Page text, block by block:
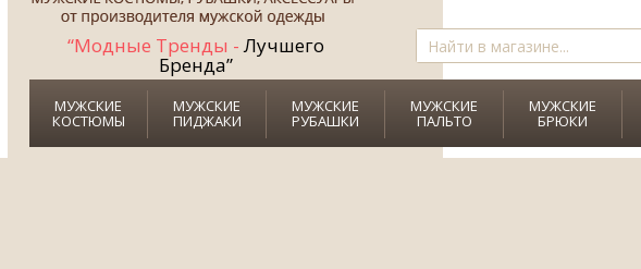
Рубашку+Галстук
в ПОДАРОК!
“Модные Тренды -Лучшего
Бренда”
МУЖСКИЕ
КОСТЮМЫ
МУЖСКИЕ
ПИДЖАКИ
МУЖСКИЕ
РУБАШКИ
МУЖСКИЕ
ПАЛЬТО
МУЖСКИЕ
БРЮКИ